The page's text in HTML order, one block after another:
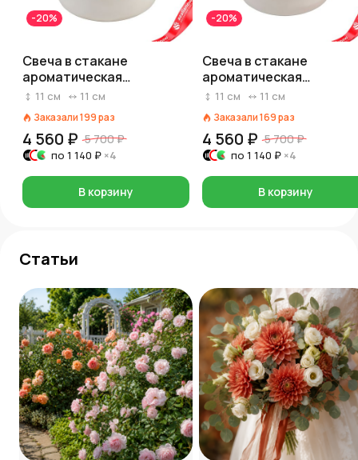
-20%
Свеча в стакане
ароматическая
(керамика),
11 см 11 см
Заказали199раз
4 560 ₽ 5 700 ₽
по 1 140 ₽ ×4
В корзину
-20%
Свеча в стакане
ароматическая
(керамика),
11 см 11 см
Заказали169раз
4 560 ₽ 5 700 ₽
по 1 140 ₽ ×4
В корзину
Статьи